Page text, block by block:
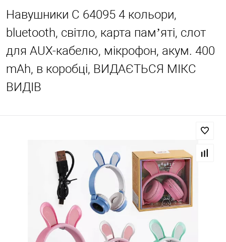
Навушники C 64095 4 кольори,
bluetooth, світло, карта пам’яті, слот
для AUX-кабелю, мікрофон, акум. 400
mAh, в коробці, ВИДАЄТЬСЯ МІКС
ВИДІВ